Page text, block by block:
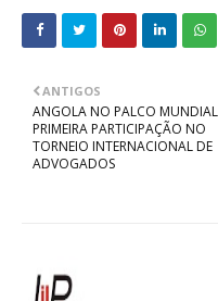
ANTIGOS
ANGOLA NO PALCO
PRIMEIRA PARTICIPAÇÃO NO
TORNEIO INTERNACIONAL DE
ADVOGADOS